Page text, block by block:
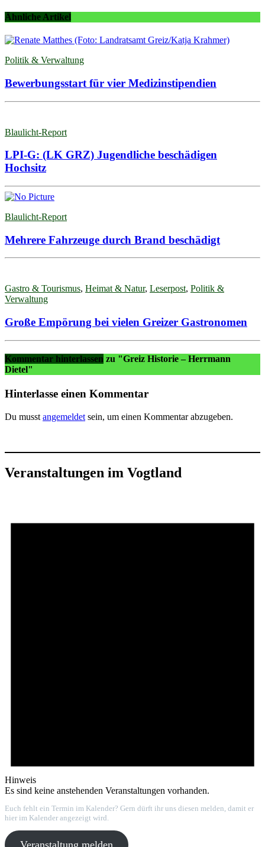
Ähnliche Artikel
Politik & Verwaltung
Bewerbungsstart für vier Medizinstipendien
Blaulicht-Report
LPI-G: (LK GRZ) Jugendliche beschädigen
Hochsitz
Blaulicht-Report
Mehrere Fahrzeuge durch Brand beschädigt
Gastro & Tourismus, Heimat & Natur, Leserpost, Politik &
Verwaltung
Große Empörung bei vielen Greizer Gastronomen
Kommentar hinterlassen zu "Greiz Historie – Herrmann
Dietel"
Hinterlasse einen Kommentar
Du musst angemeldet sein, um einen Kommentar abzugeben.
Veranstaltungen im Vogtland
Hinweis
Es sind keine anstehenden Veranstaltungen vorhanden.
Euch fehlt ein Termin im Kalender? Gern dürft ihr uns diesen melden, damit er
hier im Kalender angezeigt wird.